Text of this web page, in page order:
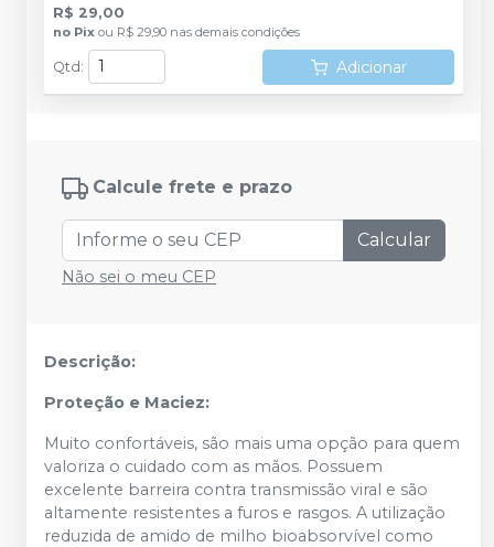
R$ 29,00
no Pix ou R$ 29,90 nas demais condições
Qtd : Adicionar
Calcule frete e prazo
Calcular
Não sei o meu CEP
Descrição:
Proteção e Maciez:
Muito confortáveis, são mais uma opção para quem
valoriza o cuidado com as mãos. Possuem
excelente barreira contra transmissão viral e são
altamente resistentes a furos e rasgos. A utilização
reduzida de amido de milho bioabsorvível como